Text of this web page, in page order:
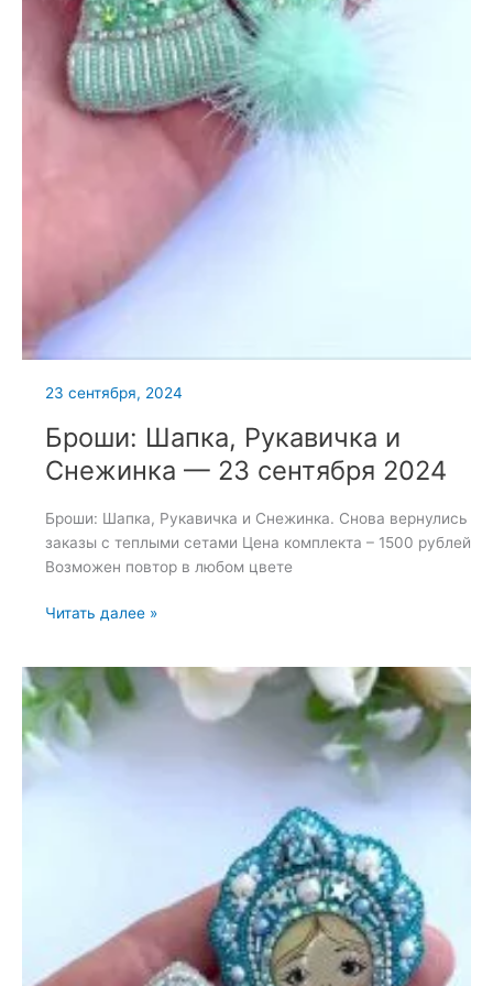
23 сентября, 2024
Броши: Шапка, Рукавичка и
Снежинка — 23 сентября 2024
Броши: Шапка, Рукавичка и Снежинка. Снова вернулись
заказы с теплыми сетами Цена комплекта – 1500 рублей
Возможен повтор в любом цвете
Броши:
и
Снежинка
—
23
Читать далее »